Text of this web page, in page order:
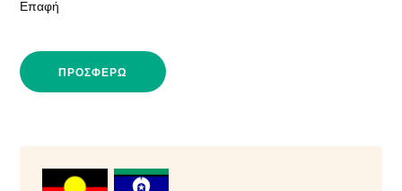
Επαφή
ΠΡΟΣΦΈΡΩ